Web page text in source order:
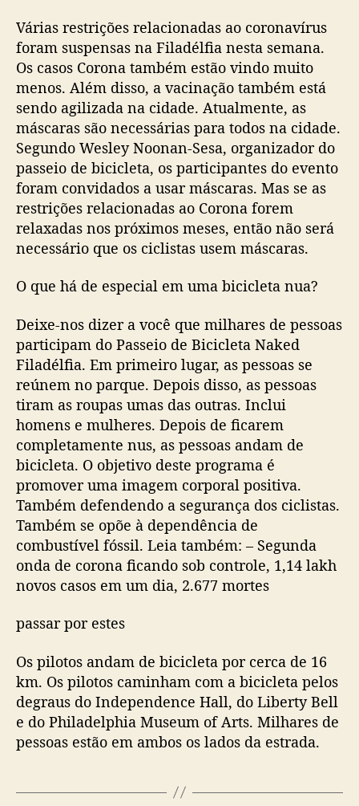
Várias restrições relacionadas ao coronavírus
foram suspensas na Filadélfia nesta semana.
Os casos Corona também estão vindo muito
menos. Além disso, a vacinação também está
sendo agilizada na cidade. Atualmente, as
máscaras são necessárias para todos na cidade.
Segundo Wesley Noonan-Sesa, organizador do
passeio de bicicleta, os participantes do evento
foram convidados a usar máscaras. Mas se as
restrições relacionadas ao Corona forem
relaxadas nos próximos meses, então não será
necessário que os ciclistas usem máscaras.
O que há de especial em uma bicicleta nua?
Deixe-nos dizer a você que milhares de pessoas
participam do Passeio de Bicicleta Naked
Filadélfia. Em primeiro lugar, as pessoas se
reúnem no parque. Depois disso, as pessoas
tiram as roupas umas das outras. Inclui
homens e mulheres. Depois de ficarem
completamente nus, as pessoas andam de
bicicleta. O objetivo deste programa é
promover uma imagem corporal positiva.
Também defendendo a segurança dos ciclistas.
Também se opõe à dependência de
combustível fóssil. Leia também: – Segunda
onda de corona ficando sob controle, 1,14 lakh
novos casos em um dia, 2.677 mortes
passar por estes
Os pilotos andam de bicicleta por cerca de 16
km. Os pilotos caminham com a bicicleta pelos
degraus do Independence Hall, do Liberty Bell
e do Philadelphia Museum of Arts. Milhares de
pessoas estão em ambos os lados da estrada.